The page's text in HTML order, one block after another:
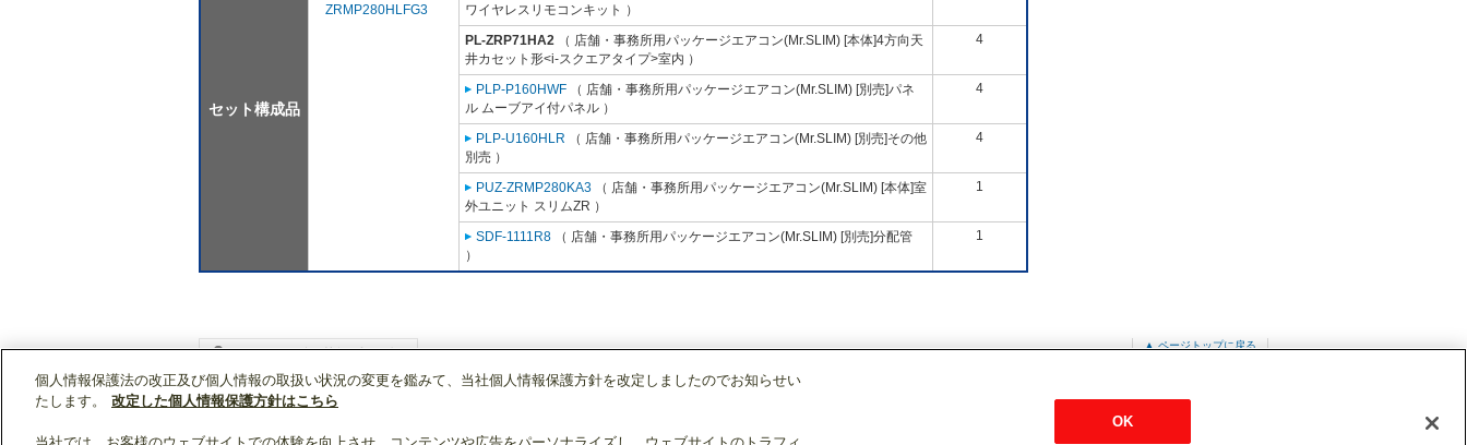
セット構成品
ZRMP280HLFG3
ワイヤレスリモコンキット ）
PL-ZRP71HA2 （ 店舗・事務所用パッケージエアコン(Mr.SLIM) [本体]4方向天
井カセット形<i-スクエアタイプ>室内 ）
4
PLP-P160HWF （ 店舗・事務所用パッケージエアコン(Mr.SLIM) [別売]パネ
ル ムーブアイ付パネル ）
4
PLP-U160HLR （ 店舗・事務所用パッケージエアコン(Mr.SLIM) [別売]その他
別売 ）
4
PUZ-ZRMP280KA3 （ 店舗・事務所用パッケージエアコン(Mr.SLIM) [本体]室
外ユニット スリムZR ）
1
SDF-1111R8 （ 店舗・事務所用パッケージエアコン(Mr.SLIM) [別売]分配管
）
1
▲ ページトップに戻る
WIN2Kトップ 製品情報 [本体]4方向天井カセット形<i-スクエアタイプ>室内 PL-ZRP71HA2
個人情報保護法の改正及び個人情報の取扱い状況の変更を鑑みて、当社個人情報保護方針を改定しましたのでお知らせい
たします。
改定した個人情報保護方針はこちら
OK